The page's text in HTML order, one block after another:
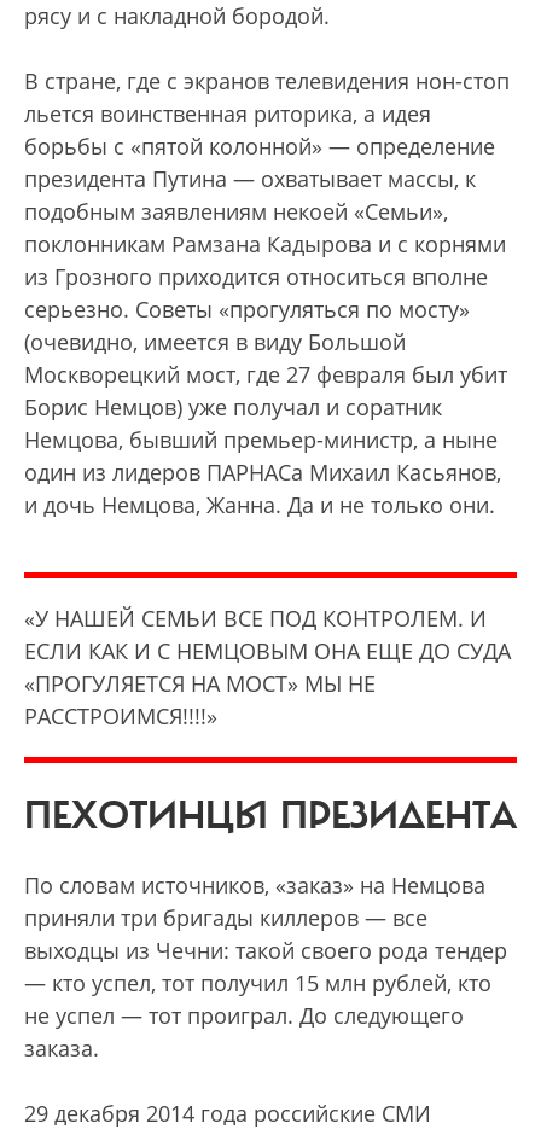
рясу и с накладной бородой.
В стране, где с экранов телевидения нон-стоп
льется воинственная риторика, а идея
борьбы с «пятой колонной» — определение
президента Путина — охватывает массы, к
подобным заявлениям некоей «Семьи»,
поклонникам Рамзана Кадырова и с корнями
из Грозного приходится относиться вполне
серьезно. Советы «прогуляться по мосту»
(очевидно, имеется в виду Большой
Москворецкий мост, где 27 февраля был убит
Борис Немцов) уже получал и соратник
Немцова, бывший премьер-министр, а ныне
один из лидеров ПАРНАСа Михаил Касьянов,
и дочь Немцова, Жанна. Да и не только они.
«У НАШЕЙ СЕМЬИ ВСЕ ПОД КОНТРОЛЕМ. И
ЕСЛИ КАК И С НЕМЦОВЫМ ОНА ЕЩЕ ДО СУДА
«ПРОГУЛЯЕТСЯ НА МОСТ» МЫ НЕ
РАССТРОИМСЯ!!!!»
ПЕХОТИНЦЫ ПРЕЗИДЕНТА
По словам источников, «заказ» на Немцова
приняли три бригады киллеров — все
выходцы из Чечни: такой своего рода тендер
— кто успел, тот получил 15 млн рублей, кто
не успел — тот проиграл. До следующего
заказа.
29 декабря 2014 года российские СМИ